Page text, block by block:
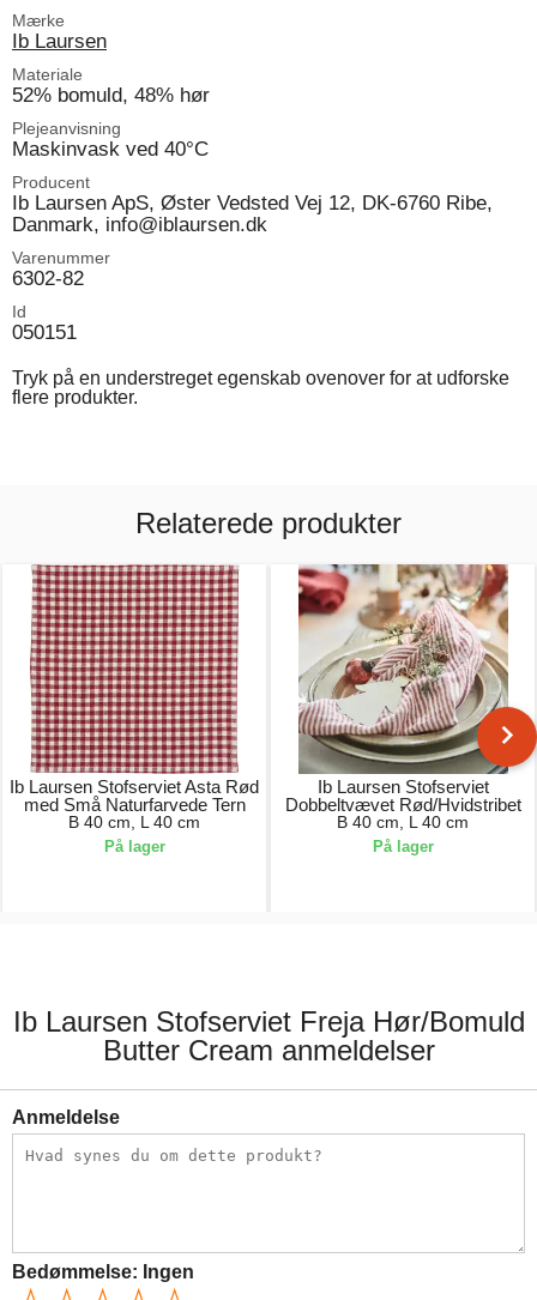
Mærke
Ib Laursen
Materiale
52% bomuld, 48% hør
Plejeanvisning
Maskinvask ved 40°C
Producent
Ib Laursen ApS, Øster Vedsted Vej 12, DK-6760 Ribe,
Danmark, info@iblaursen.dk
Varenummer
6302-82
Id
050151
Tryk på en understreget egenskab ovenover for at udforske
flere produkter.
Relaterede produkter
Ib Laursen Stofserviet Asta Rød
med Små Naturfarvede Tern
B 40 cm, L 40 cm
På lager
Ib Laursen Stofserviet
Dobbeltvævet Rød/Hvidstribet
B 40 cm, L 40 cm
På lager
Ib Laursen Stofserviet Freja Hør/Bomuld
Butter Cream anmeldelser
Anmeldelse
Bedømmelse: Ingen